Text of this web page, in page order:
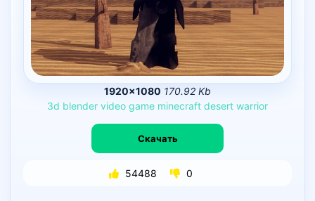
1920×1080 170.92 Kb
3d blender video game minecraft desert warrior
Скачать
54488 0